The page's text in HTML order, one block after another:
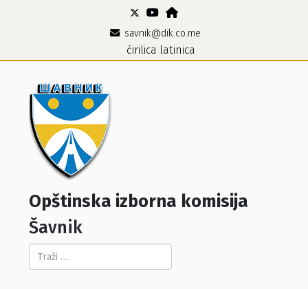
savnik@dik.co.me
ćirilica latinica
Opštinska izborna komisija
Šavnik
Pretraga...